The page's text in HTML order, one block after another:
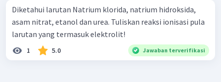
Diketahui larutan Natrium klorida, natrium hidroksida,
asam nitrat, etanol dan urea. Tuliskan reaksi ionisasi pula
larutan yang termasuk elektrolit!
1 5.0 Jawaban terverifikasi